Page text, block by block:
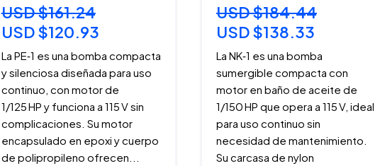
USD $161.24
USD $120.93
La PE‑1 es una bomba compacta
y silenciosa diseñada para uso
continuo, con motor de
1/125 HP y funciona a 115 V sin
complicaciones. Su motor
encapsulado en epoxi y cuerpo
de polipropileno ofrecen...
USD $184.44
USD $138.33
La NK‑1 es una bomba
sumergible compacta con
motor en baño de aceite de
1/150 HP que opera a 115 V, ideal
para uso continuo sin
necesidad de mantenimiento.
Su carcasa de nylon